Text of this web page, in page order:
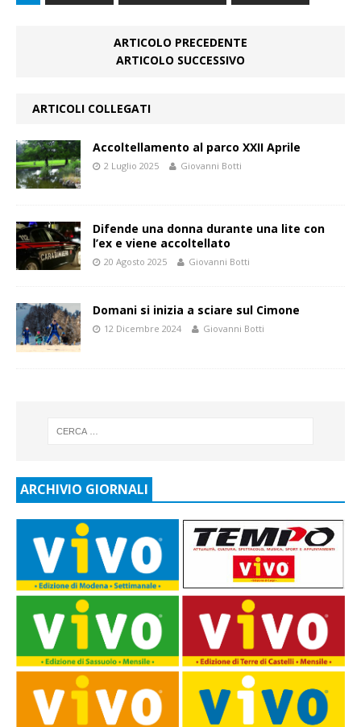
ARTICOLO PRECEDENTE
ARTICOLO SUCCESSIVO
ARTICOLI COLLEGATI
Accoltellamento al parco XXII Aprile
2 Luglio 2025 Giovanni Botti
Difende una donna durante una lite con
l’ex e viene accoltellato
20 Agosto 2025 Giovanni Botti
Domani si inizia a sciare sul Cimone
12 Dicembre 2024 Giovanni Botti
ARCHIVIO GIORNALI